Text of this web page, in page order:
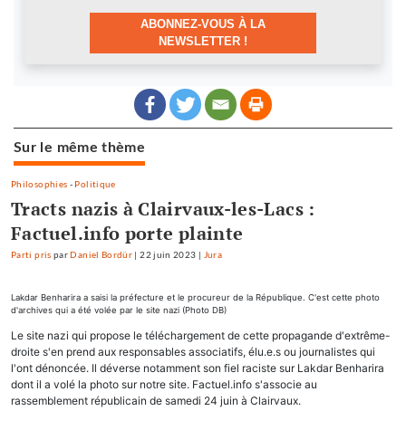
ABONNEZ-VOUS À LA
NEWSLETTER !
Sur le même thème
Philosophies - Politique
Tracts nazis à Clairvaux-les-Lacs :
Factuel.info porte plainte
Parti pris par Daniel Bordür |22 juin 2023 Jura
Lakdar Benharira a saisi la préfecture et le procureur de la République. C'est cette photo
d'archives qui a été volée par le site nazi (Photo DB)
Le site nazi qui propose le téléchargement de cette propagande d'extrême-
droite s'en prend aux responsables associatifs, élu.e.s ou journalistes qui
l'ont dénoncée. Il déverse notamment son fiel raciste sur Lakdar Benharira
dont il a volé la photo sur notre site. Factuel.info s'associe au
rassemblement républicain de samedi 24 juin à Clairvaux.